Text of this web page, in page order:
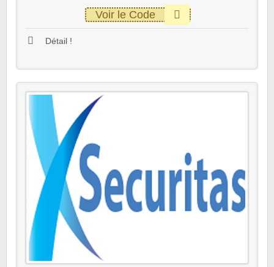
Voir le Code
Détail !